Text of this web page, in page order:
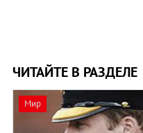
ЧИТАЙТЕ В РАЗДЕЛЕ
Мир